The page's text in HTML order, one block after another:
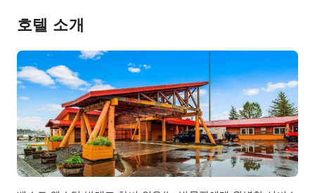
짐 보관 서비스
빠른 체크인/체크아웃
24시간 프런트 데스크
보안 및 안전
구급상자
소화기
호텔 소개